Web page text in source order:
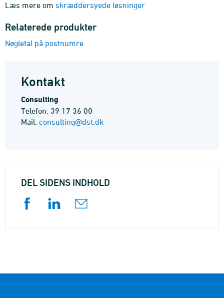
Læs mere om skræddersyede løsninger
Relaterede produkter
Nøgletal på postnumre
Kontakt
Consulting
Telefon: 39 17 36 00
Mail: consulting@dst.dk
DEL SIDENS INDHOLD